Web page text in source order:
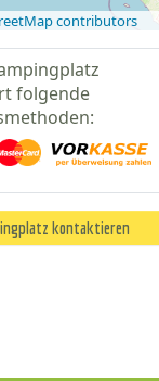
contributors
folgende
kontaktieren